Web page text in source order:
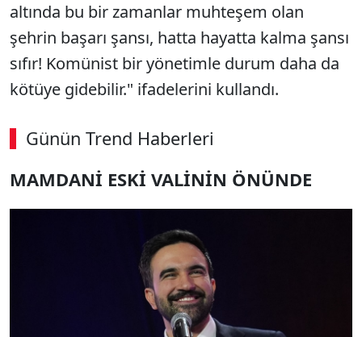
altında bu bir zamanlar muhteşem olan
şehrin başarı şansı, hatta hayatta kalma şansı
sıfır! Komünist bir yönetimle durum daha da
kötüye gidebilir." ifadelerini kullandı.
Günün Trend Haberleri
00:02 / 08:06
Sesi Aç
MAMDANİ ESKİ VALİNİN ÖNÜNDE